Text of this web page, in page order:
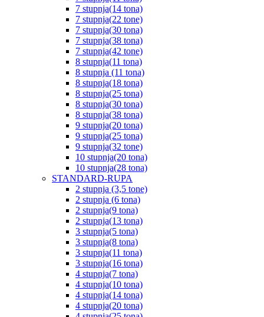
7 stupnja(14 tona)
7 stupnja(22 tone)
7 stupnja(30 tona)
7 stupnja(38 tona)
7 stupnja(42 tone)
8 stupnja(11 tona)
8 stupnja (11 tona)
8 stupnja(18 tona)
8 stupnja(25 tona)
8 stupnja(30 tona)
8 stupnja(38 tona)
9 stupnja(20 tona)
9 stupnja(25 tona)
9 stupnja(32 tone)
10 stupnja(20 tona)
10 stupnja(28 tona)
STANDARD-RUPA
2 stupnja (3,5 tone)
2 stupnja (6 tona)
2 stupnja(9 tona)
2 stupnja(13 tona)
3 stupnja(5 tona)
3 stupnja(8 tona)
3 stupnja(11 tona)
3 stupnja(16 tona)
4 stupnja(7 tona)
4 stupnja(10 tona)
4 stupnja(14 tona)
4 stupnja(20 tona)